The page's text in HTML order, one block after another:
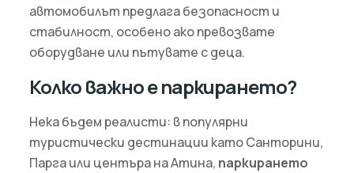
автомобилът предлага безопасност и
стабилност, особено ако превозвате
оборудване или пътувате с деца.
Колко важно е паркирането?
Нека бъдем реалисти: в популярни
туристически дестинации като Санторини,
Парга или центъра на Атина, паркирането